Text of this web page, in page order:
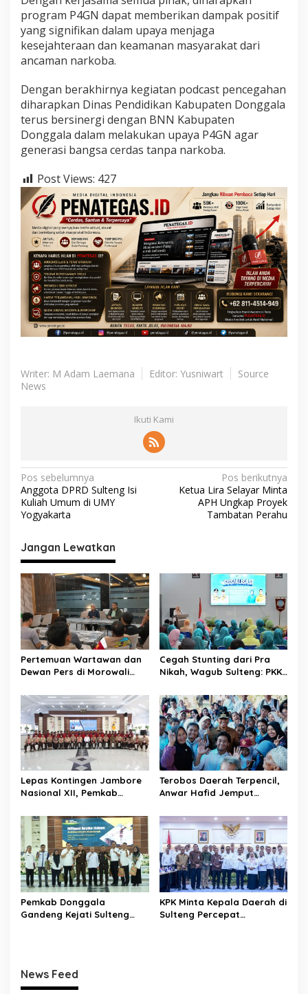
program P4GN dapat memberikan dampak positif
yang signifikan dalam upaya menjaga
kesejahteraan dan keamanan masyarakat dari
ancaman narkoba.
Dengan berakhirnya kegiatan podcast pencegahan
diharapkan Dinas Pendidikan Kabupaten Donggala
terus bersinergi dengan BNN Kabupaten
Donggala dalam melakukan upaya P4GN agar
generasi bangsa cerdas tanpa narkoba.
Post Views: 427
Writer: M Adam Laemana Editor: Yusniwart
Source
News
Ikuti Kami
N
a
v
i
g
a
s
i
p
o
s
Pos sebelumnya
Anggota DPRD Sulteng Isi
Kuliah Umum di UMY
Yogyakarta
Pos berikutnya
Ketua Lira Selayar Minta
APH Ungkap Proyek
Tambatan Perahu
Jangan Lewatkan
Pertemuan Wartawan dan
Dewan Pers di Morowali
dan Peningkatan
Kompetensi Jurnalis
Cegah Stunting dari Pra
Nikah, Wagub Sulteng: PKK
Selamatkan Generasi Emas
Lepas Kontingen Jambore
Nasional XII, Pemkab
Pramuka Jadi Duta
Karakter dan Kebanggaan
Daerah
Terobos Daerah Terpencil,
Anwar Hafid Jemput
“Tak Boleh Ada Wilayah
yang Tertinggal”
Pemkab Donggala
Gandeng Kejati Sulteng
KPK Minta Kepala Daerah di
Sulteng Percepat
News Feed